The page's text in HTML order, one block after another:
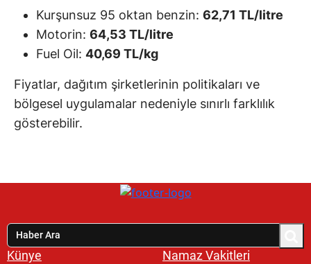
Kurşunsuz 95 oktan benzin: 62,71 TL/litre
Motorin: 64,53 TL/litre
Fuel Oil: 40,69 TL/kg
Fiyatlar, dağıtım şirketlerinin politikaları ve
bölgesel uygulamalar nedeniyle sınırlı farklılık
gösterebilir.
Künye
Namaz Vakitleri